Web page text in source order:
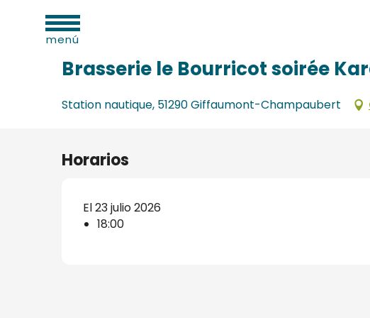
contenumenú
Inicio
Brasserie le Bourricot soirée
Station nautique, 51290 Giffaumont-Champaubert
Horarios
El 23 julio 2026
18:00